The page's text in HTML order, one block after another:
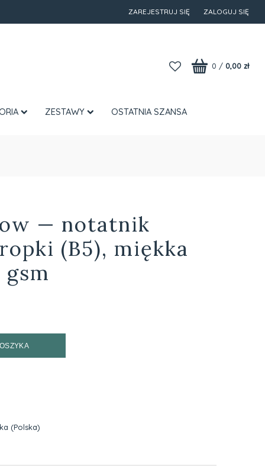
ZAREJESTRUJ SIĘ ZALOGUJ SIĘ
0 / 0,00 zł
ZESTAWY OSTATNIA SZANSA
— notatnik
(B5), miękka
(Polska)